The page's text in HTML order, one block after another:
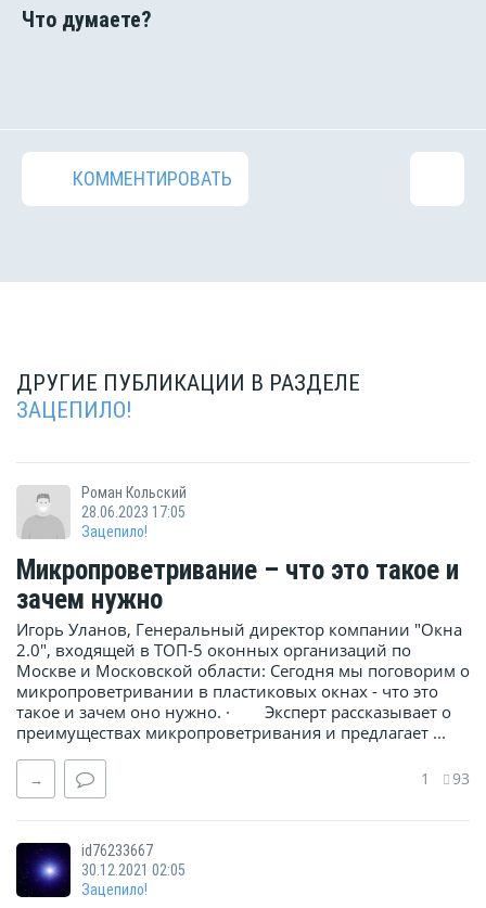
КОММЕНТИРОВАТЬ
ДРУГИЕ ПУБЛИКАЦИИ В РАЗДЕЛЕ
ЗАЦЕПИЛО!
Роман Кольский
28.06.2023 17:05
Зацепило!
Микропроветривание – что это такое и
зачем нужно
Игорь Уланов, Генеральный директор компании "Окна
2.0", входящей в ТОП-5 оконных организаций по
Москве и Московской области: Сегодня мы поговорим о
микропроветривании в пластиковых окнах - что это
такое и зачем оно нужно. · Эксперт рассказывает о
преимуществах микропроветривания и предлагает ...
→ 1 93
id76233667
30.12.2021 02:05
Зацепило!